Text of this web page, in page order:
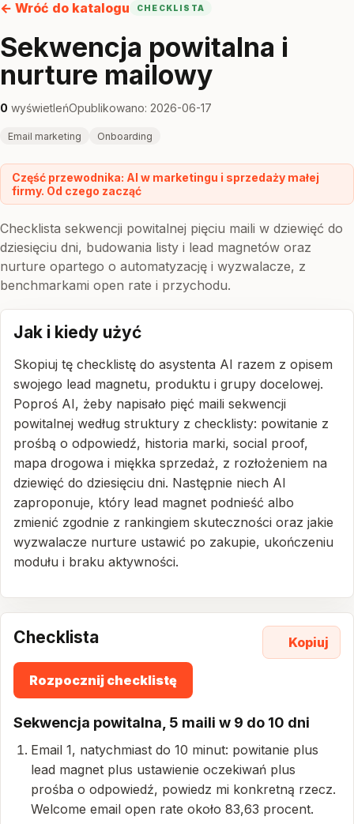
← Wróć do katalogu CHECKLISTA
Sekwencja powitalna i
nurture mailowy
0 wyświetleńOpublikowano: 2026-06-17
Email marketing Onboarding
Część przewodnika: AI w marketingu i sprzedaży małej
firmy. Od czego zacząć
Checklista sekwencji powitalnej pięciu maili w dziewięć do
dziesięciu dni, budowania listy i lead magnetów oraz
nurture opartego o automatyzację i wyzwalacze, z
benchmarkami open rate i przychodu.
Jak i kiedy użyć
Skopiuj tę checklistę do asystenta AI razem z opisem
swojego lead magnetu, produktu i grupy docelowej.
Poproś AI, żeby napisało pięć maili sekwencji
powitalnej według struktury z checklisty: powitanie z
prośbą o odpowiedź, historia marki, social proof,
mapa drogowa i miękka sprzedaż, z rozłożeniem na
dziewięć do dziesięciu dni. Następnie niech AI
zaproponuje, który lead magnet podnieść albo
zmienić zgodnie z rankingiem skuteczności oraz jakie
wyzwalacze nurture ustawić po zakupie, ukończeniu
modułu i braku aktywności.
Checklista Kopiuj
Rozpocznij checklistę
Sekwencja powitalna, 5 maili w 9 do 10 dni
Email 1, natychmiast do 10 minut: powitanie plus
lead magnet plus ustawienie oczekiwań plus
prośba o odpowiedź, powiedz mi konkretną rzecz.
Welcome email open rate około 83,63 procent.